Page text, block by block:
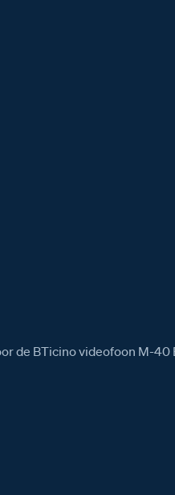
de BTicino videofoon M-40